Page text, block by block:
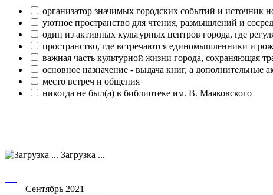
организатор значимых городских событий и источник
уютное пространство для чтения, размышлений и
один из активных культурных центров города, где
пространство, где встречаются единомышленники и
важная часть культурной жизни города, сохраняющая
основное назначение - выдача книг, а дополнительные
место встреч и общения
никогда не был(а) в библиотеке им. В. Маяковского
Загрузка ...
Сентябрь 2021